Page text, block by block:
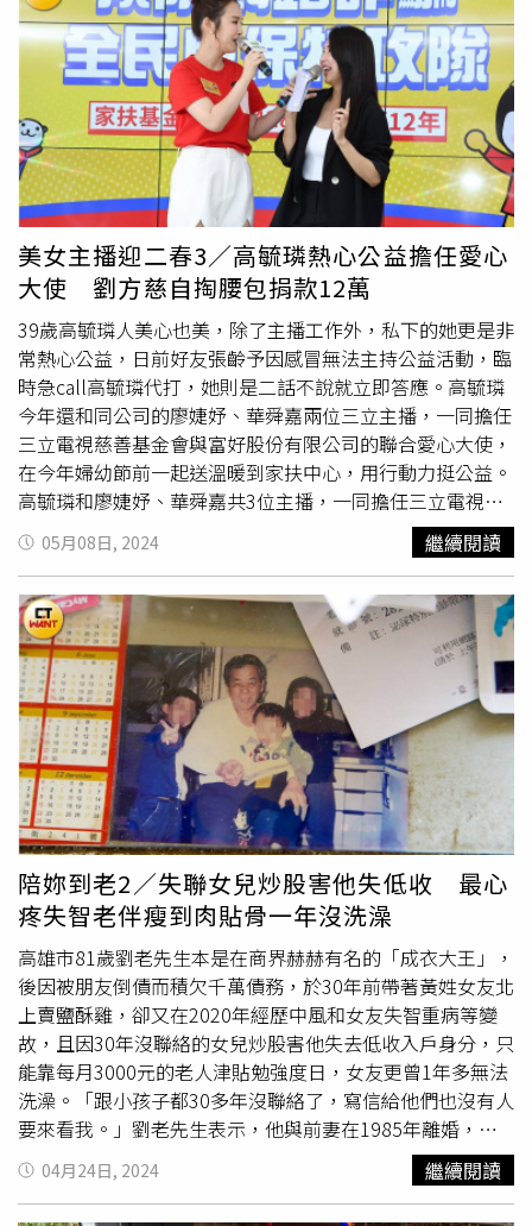
畫面不會流出去就蠻有可能」。胡瓜直言，台灣演唱會看似
活絡，但多是韓國團體，他認為老年人也需要照顧到，「我
自從做藍寶石歌廳秀後，覺得有必要拓展這一塊，看能不能
從一年變半年，成效好變三個月一次，甚至想結合公益，看
怎麼去活絡這一塊，不然老年人也不知道要怎麼去照顧。」
胡瓜預計明年把藍寶石移師到北流，將邀請任賢齊、辛龍等
人。（圖／趙文彬攝）
美女主播迎二春3／高毓璘熱心公益擔任愛心
大使 劉方慈自掏腰包捐款12萬
39歲高毓璘人美心也美，除了主播工作外，私下的她更是非
常熱心公益，日前好友張齡予因感冒無法主持公益活動，臨
時急call高毓璘代打，她則是二話不說就立即答應。高毓璘
今年還和同公司的廖婕妤、華舜嘉兩位三立主播，一同擔任
三立電視慈善基金會與富好股份有限公司的聯合愛心大使，
在今年婦幼節前一起送溫暖到家扶中心，用行動力挺公益。
高毓璘和廖婕妤、華舜嘉共3位主播，一同擔任三立電視慈
善基金會與富好股份有限公司的聯合愛心大使。（圖／三立
提供）美女主播劉方慈平時就十分關注公眾議題，2023年
她擔任「華山基金會」送愛大使，平時默默行善不為人知的
她除了捐贈現金12萬之外，還親赴台南關懷這些失依、失
能、失智的孤老，並將串聯各界熱心人士募得的善款及物資
全數捐給華山基金會台南A區的獨居老人們使用，希望藉此
引玉之磚盼望更多人能發揮愛心、照護孤老。劉方慈2023
年擔任「華山基金會」送愛大使，自掏腰包捐贈現金12萬。
（圖／華山基金會提供）主播界公益女王張齡予一直很積極
用自己社群平台跟公眾影響力，幫忙宣傳公益，大學時期就
開始擔任「關愛之家台灣關愛基金會」的志工，目前更是育
成社會福利基金會「綠建庇護園區」公益活動的倡議大使、
與家扶基金會「428」兒保日活動的愛心大使。她從5年前
就開始當導盲犬學校的代言人，2023年產後復出第一個工
作就獻給了光導盲犬學校訓練中心揭牌儀式，擔任導盲犬結
業式主持，她說：「這樣的機會很難得，惠光見證我從少女
到少婦，再到媽媽的角色，之後我的小孩也會跟導盲幼犬合
照」。主播界公益女王張齡予一直很積極用自己社群平台跟
公眾影響力，幫忙宣傳公益。（圖／記者焦正德攝）東森主
播王淑麗多年來對公益活動也是不遺餘力，這些年她為了幫
助全台偏鄉的慢飛天使籌募早療經費，年年都拍攝公益桌
曆，也全台跑透透，希望透過自己公眾人物的影響力，號召
更多人投入捐款行列，從南投、宜蘭、雲林、台東到彰化，
她跟著幼幼基金會關懷慢飛天使年年不缺席，希望能陪伴慢
飛天使多走一哩路，讓這些天使們未來能夠更順利飛出去。
05月08日, 2024 繼續閱讀
陪妳到老2／失聯女兒炒股害他失低收 最心
疼失智老伴瘦到肉貼骨一年沒洗澡
高雄市81歲劉老先生本是在商界赫赫有名的「成衣大王」，
後因被朋友倒債而積欠千萬債務，於30年前帶著黃姓女友北
上賣鹽酥雞，卻又在2020年經歷中風和女友失智重病等變
故，且因30年沒聯絡的女兒炒股害他失去低收入戶身分，只
能靠每月3000元的老人津貼勉強度日，女友更曾1年多無法
洗澡。「跟小孩子都30多年沒聯絡了，寫信給他們也沒有人
要來看我。」劉老先生表示，他與前妻在1985年離婚，而
當時自己的成衣生意在草創階段，4個兒女都選擇跟著經濟
狀況更為穩定的前妻，加上後來歷經被倒帳和負債，北上打
拚後兒女們更將他視為累贅，彼此間則再無瓜葛。劉老先生
04月24日, 2024 繼續閱讀